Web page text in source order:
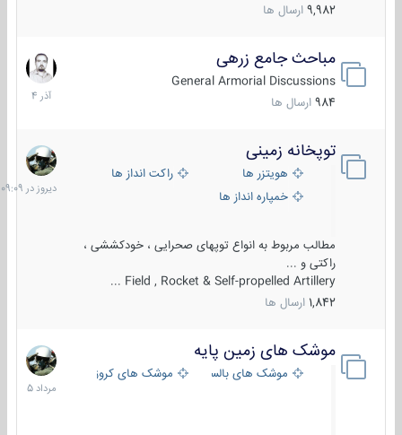
9,982 ارسال ها
مباحث جامع زرهی
General Armorial Discussions
984 ارسال ها
7
آذر
1404
توپخانه زمینی
هویتزر ها
راکت انداز ها
خمپاره انداز ها
مطالب مربوط به انواع توپهای صحرایی ، خودکششی ،
راکتی و ...
Field , Rocket & Self-propelled Artillery ...
1,842 ارسال ها
دیروز
در
09:09
موشک های زمین پایه
موشک های بالستیک موشک های کروز
2
مرداد
1405